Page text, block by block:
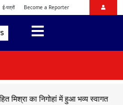
ई-पत्रों Become a Reporter
का निगोहां में हुआ भव्य स्वागत ●सड़क